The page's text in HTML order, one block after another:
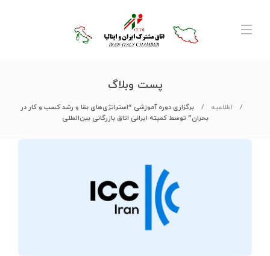
پست وبلاگ
اطلاعیه
برگزاری دوره آموزشی “استراتژی‌های بقا و رشد کسب و کار در
بحران” توسط کمیته ایرانی اتاق بازرگانی بین‌المللی